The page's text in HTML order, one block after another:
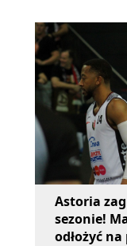
Astoria
sezonie!
odłożyć